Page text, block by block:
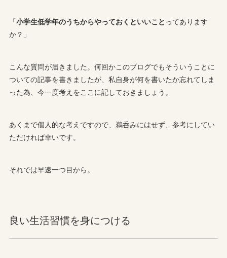
「小学生低学年のうちからやっておくといいこと ってあります
か？」
こんな質問が届きました。何回かこのブログでもそういうことに
ついての記事を書きましたが、私自身が何を書いたか忘れてしま
った為、今一度考えをここに記しておきましょう。
あくまで個人的な考えですので、鵜呑みにはせず、参考にしてい
ただければ幸いです。
それでは早速一つ目から。
良い生活習慣を身につける